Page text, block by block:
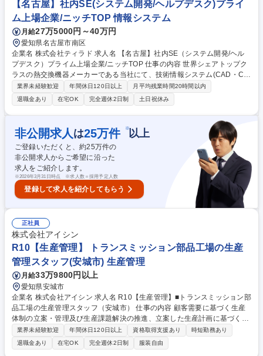
募集職種 【田原市/品質管理・試験開発】◆年間休日120日/低離職率/賞与
6.8か月実績有
【名古屋】社内SE(システム開発/ヘルプデスク)プライ
ム上場企業/ニッチTOP 情報システム
月給27万5000円～40万円
愛知県名古屋市南区
企業名 株式会社ティラド 求人名 【名古屋】社内SE（システム開発/ヘル
プデスク）プライム上場企業/ニッチTOP 仕事の内容 世界シェアトップク
ラスの熱交換機器メーカーである当社にて、技術情報システム(CAD・CA
E)の改善に向けた要件定義・ベンダーコントロールを担当。また、一部ヘ
ルプデスク業務もお任せいたします。 ■技術情報システム(CAD、CAE)の
改善に向けたプロジェクト推進 ■新システム開発における要件定義■ベン
ダー管理■ヘルプデスク業務 【期待役割】社員がより使いやすいシステム
となるよう、社員の意見を聞き、ベンダーへ共有し、システム改善を行う
ことがミッションです。上記業務にとどまらず、業務改善を積極的に行っ
ていただける方を求めています。 募集職種 【名古屋】社内SE（システム
開発/ヘルプデスク）プライム上場企業/ニッチTOP
業界未経験歓迎 年間休日120日以上
月平均残業時間20時間以内
退職金あり
在宅OK 完全週休2日制 土日祝休み
非公開求人 は25万件 ※以上
ご登録いただくと、約25万件の
非公開求人からご希望に沿った
求人をご紹介します。
※2026年3月31日時点 ※求人数＝採用予定人数
登録して求人を紹介してもらう
正社員
株式会社アイシン
R10【生産管理】 トランスミッション部品工場の生産
管理スタッフ(安城市) 生産管理
月給33万9800円以上
愛知県安城市
企業名 株式会社アイシン 求人名 R10【生産管理】■トランスミッション部
品工場の生産管理スタッフ（安城市） 仕事の内容 顧客需要に基づく生産
体制の立案・管理及び生産課題解決の推進、立案した生産計画に基づく部
品手配の実施、新製品の工場生産準備の推進と日程管理業務をお任せしま
す。 【具体的には】■中長期計画に基づいた工場生産体制の立案と課題解
決の推進 ■短期的な顧客需要に基づいた工場生産体制の立案と課題解決の
業界未経験歓迎 年間休日120日以上 資格取得支援あり
時短勤務あり
退職金あり
在宅OK 完全週休2日制 服装自由